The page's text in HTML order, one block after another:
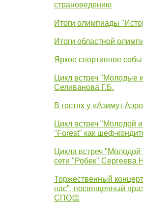
страноведению
Итоги олимпиады
Итоги областной
Яркое спортивное
Цикл встреч "Молодые
Селиванова Г.Б.
В гостях у «Азимут
Цикл встреч "Молодой
"Forest" как шеф-
Цикла встреч
сети "Робек" Сергеева
Торжественный
нас", посвященный
СПО👏